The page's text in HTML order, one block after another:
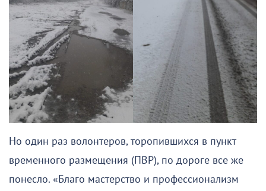
Но один раз волонтеров, торопившихся в пункт
временного размещения (ПВР), по дороге все же
понесло. «Благо мастерство и профессионализм